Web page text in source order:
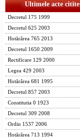
Ultimele acte citite
Decretul 175 1999
Decretul 625 2003
Hotărârea 765 2013
Decretul 1650 2009
Rectificare 129 2000
Legea 429 2003
Hotărârea 681 1995
Decretul 857 2003
Constitutia 0 1923
Decretul 309 2008
Ordin 1537 2006
Hotărârea 713 1994